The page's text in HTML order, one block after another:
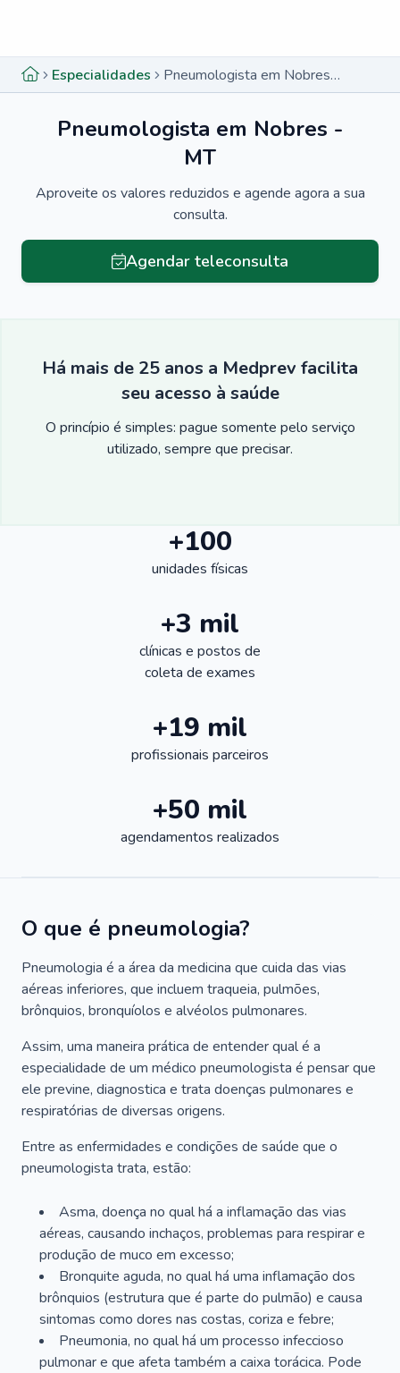
Especialidades Pneumologista em Nobres - MT
Pneumologista em Nobres -
MT
Aproveite os valores reduzidos e agende agora a sua
consulta.
Agendar teleconsulta
Há mais de 25 anos a Medprev facilita
seu acesso à saúde
O princípio é simples: pague somente pelo serviço
utilizado, sempre que precisar.
+100
unidades físicas
+3 mil
clínicas e postos de
coleta de exames
+19 mil
profissionais parceiros
+50 mil
agendamentos realizados
O que é pneumologia?
Pneumologia é a área da medicina que cuida das vias
aéreas inferiores, que incluem traqueia, pulmões,
brônquios, bronquíolos e alvéolos pulmonares.
Assim, uma maneira prática de entender qual é a
especialidade de um médico pneumologista é pensar que
ele previne, diagnostica e trata doenças pulmonares e
respiratórias de diversas origens.
Entre as enfermidades e condições de saúde que o
pneumologista trata, estão:
Asma, doença no qual há a inflamação das vias
aéreas, causando inchaços, problemas para respirar e
produção de muco em excesso;
Bronquite aguda, no qual há uma inflamação dos
brônquios (estrutura que é parte do pulmão) e causa
sintomas como dores nas costas, coriza e febre;
Pneumonia, no qual há um processo infeccioso
pulmonar e que afeta também a caixa torácica. Pode